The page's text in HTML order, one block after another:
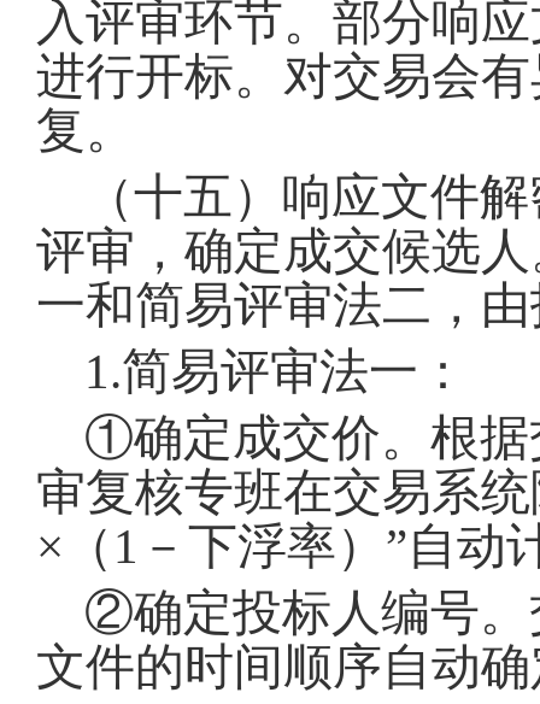
入评审环节。 部分响
进行开标。 对交易会
复。
（十五）响应文件
评审，确定成交候选人
一和简易评审法二，
1.简易评审法一：
①确定成交价。 根
审复核专班在交易系
×（1－下浮率）”自动
②确定投标人编号。
文件的时间顺序自动